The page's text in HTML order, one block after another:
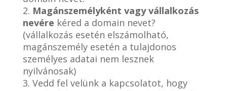
2. Magánszemélyként vagy vállalkozás
nevére kéred a domain nevet?
(vállalkozás esetén elszámolható,
magánszemély esetén a tulajdonos
személyes adatai nem lesznek
nyilvánosak)
3. Vedd fel velünk a kapcsolatot, hogy